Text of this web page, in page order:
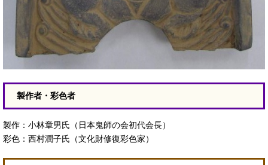
製作者・彩色者
製作：小林章男氏（日本鬼師の会初代会長）
彩色：西村潤子氏（文化財修復彩色家）